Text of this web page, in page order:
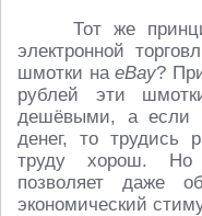
Тот же
электронной
шмотки наeBay?
рублей эти
дешёвыми, а если
денег, то трудись
труду хорош. Но
позволяет даже
экономический